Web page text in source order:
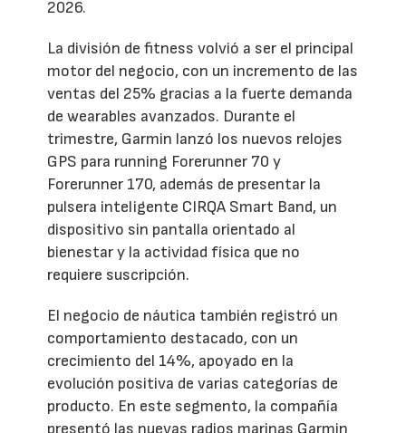
2026.
La división de fitness volvió a ser el principal
motor del negocio, con un incremento de las
ventas del 25% gracias a la fuerte demanda
de wearables avanzados. Durante el
trimestre, Garmin lanzó los nuevos relojes
GPS para running Forerunner 70 y
Forerunner 170, además de presentar la
pulsera inteligente CIRQA Smart Band, un
dispositivo sin pantalla orientado al
bienestar y la actividad física que no
requiere suscripción.
El negocio de náutica también registró un
comportamiento destacado, con un
crecimiento del 14%, apoyado en la
evolución positiva de varias categorías de
producto. En este segmento, la compañía
presentó las nuevas radios marinas Garmin